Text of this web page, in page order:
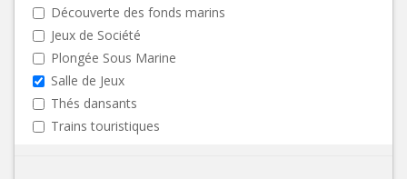
Découverte des fonds marins
Jeux de Société
Plongée Sous Marine
Salle de Jeux
Thés dansants
Trains touristiques